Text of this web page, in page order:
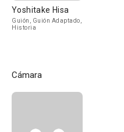
Yoshitake Hisa
Guión, Guión Adaptado,
Historia
Cámara